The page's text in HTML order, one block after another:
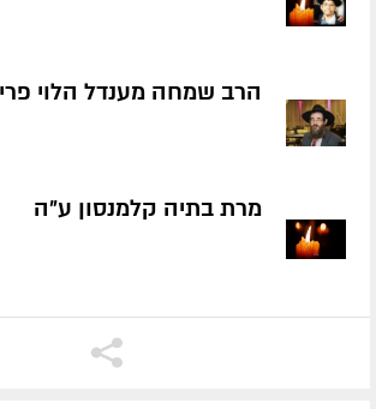
הרב שמחה מענדל הלוי
מרת בתיה קלמנסון ע״ה